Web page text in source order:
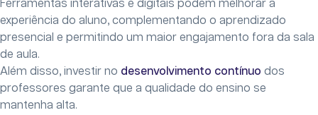
Ferramentas interativas e digitais podem melhorar a
experiência do aluno, complementando o aprendizado
presencial e permitindo um maior engajamento fora da sala
de aula.
Além disso, investir no desenvolvimento contínuo dos
professores garante que a qualidade do ensino se
mantenha alta.